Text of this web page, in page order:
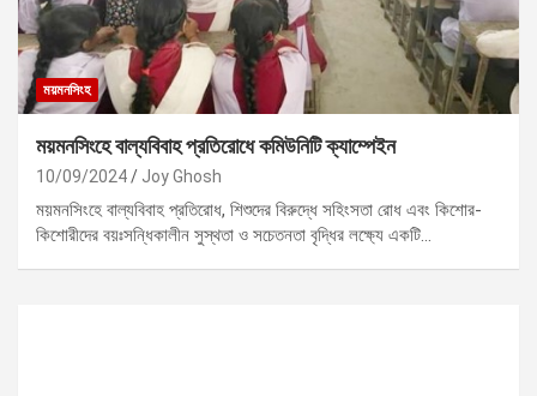
ময়মনসিংহ
ময়মনসিংহে বাল্যবিবাহ প্রতিরোধে কমিউনিটি ক্যাম্পেইন
10/09/2024 Joy Ghosh
ময়মনসিংহে বাল্যবিবাহ প্রতিরোধ, শিশুদের বিরুদ্ধে সহিংসতা রোধ এবং কিশোর-
কিশোরীদের বয়ঃসন্ধিকালীন সুস্থতা ও সচেতনতা বৃদ্ধির লক্ষ্যে একটি…